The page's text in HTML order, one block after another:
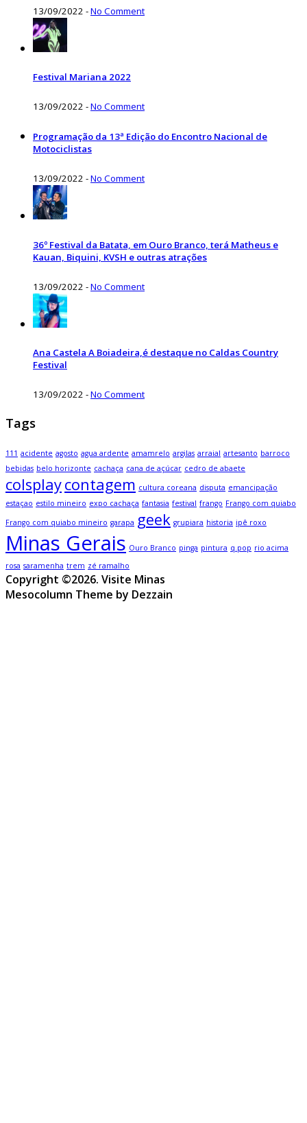
13/09/2022 -No Comment
Festival Mariana 2022
13/09/2022 -No Comment
Programação da 13ª Edição do Encontro Nacional de
Motociclistas
13/09/2022 -No Comment
36º Festival da Batata, em Ouro Branco, terá Matheus e
Kauan, Biquini, KVSH e outras atrações
13/09/2022 -No Comment
Ana Castela A Boiadeira,é destaque no Caldas Country
Festival
13/09/2022 -No Comment
Tags
111 acidente agosto agua ardente amamrelo argilas arraial artesanto barroco
bebidas belo horizonte cachaça cana de açúcar cedro de abaete
colsplaycontagem cultura coreana disputa emancipação
estaçao estilo mineiro expo cachaça fantasia festival frango Frango com quiabo
Frango com quiabo mineiro garapa geek grupiara historia ipê roxo
Minas Gerais Ouro Branco pinga pintura q.pop rio acima
rosa saramenha trem zé ramalho
Copyright ©2026. Visite Minas
Mesocolumn Theme by Dezzain